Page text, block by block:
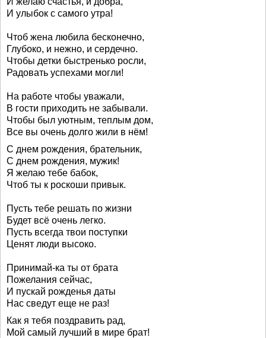
И улыбок с самого утра!
Чтоб жена любила бесконечно,
Глубоко, и нежно, и сердечно.
Чтобы детки быстренько росли,
Радовать успехами могли!
На работе чтобы уважали,
В гости приходить не забывали.
Чтобы был уютным, теплым дом,
Все вы очень долго жили в нём!
С днем рождения, брательник,
С днем рождения, мужик!
Я желаю тебе бабок,
Чтоб ты к роскоши привык.
Пусть тебе решать по жизни
Будет всё очень легко.
Пусть всегда твои поступки
Ценят люди высоко.
Принимай-ка ты от брата
Пожелания сейчас,
И пускай рожденья даты
Нас сведут еще не раз!
Как я тебя поздравить рад,
Мой самый лучший в мире брат!